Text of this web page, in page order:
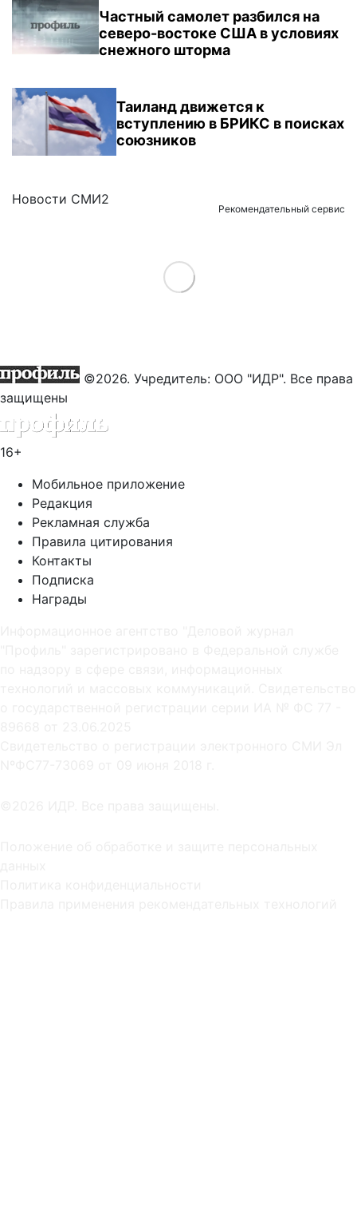
Частный самолет разбился на
северо-востоке США в условиях
снежного шторма
Таиланд движется к
вступлению в БРИКС в поисках
союзников
Новости СМИ2
Рекомендательный сервис
Load More
©2026. Учредитель: ООО "ИДР". Все права
защищены
16+
Мобильное приложение
Редакция
Рекламная служба
Правила цитирования
Контакты
Подписка
Награды